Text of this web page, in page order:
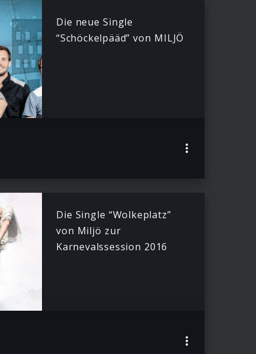
Die neue Single
“Schöckelpääd” von MILJÖ
Die Single “Wolkeplatz”
von Miljö zur
Karnevalssession 2016